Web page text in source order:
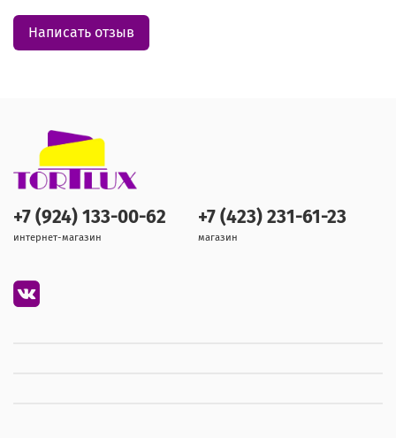
Написать отзыв
+7 (924) 133-00-62
интернет-магазин
+7 (423) 231-61-23
магазин